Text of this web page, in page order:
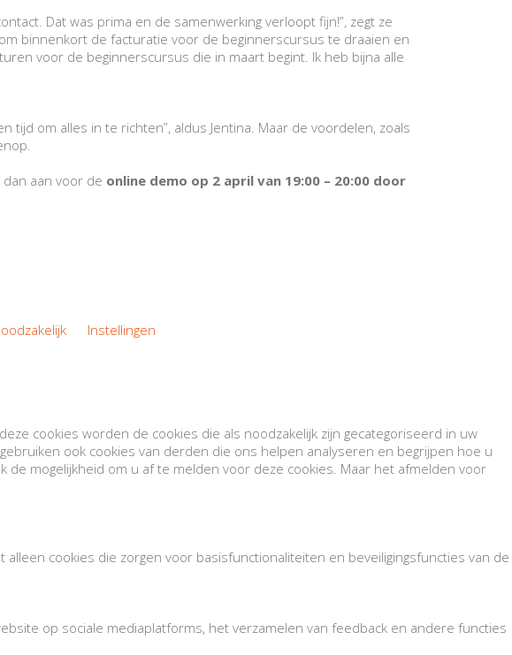
Dat was prima en de samenwerking verloopt fijn!”, zegt ze
binnenkort de facturatie voor de beginnerscursus te draaien en
voor de beginnerscursus die in maart begint. Ik heb bijna alle
tijd om alles in te richten”, aldus Jentina. Maar de voordelen, zoals
aan voor de online demo op 2 april van 19:00 – 20:00 door
Instellingen
cookies worden de cookies die als noodzakelijk zijn gecategoriseerd in uw
ook cookies van derden die ons helpen analyseren en begrijpen hoe u
mogelijkheid om u af te melden voor deze cookies. Maar het afmelden voor
cookies die zorgen voor basisfunctionaliteiten en beveiligingsfuncties van de
op sociale mediaplatforms, het verzamelen van feedback en andere functies